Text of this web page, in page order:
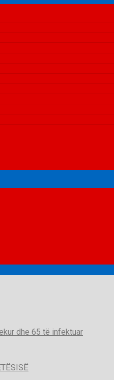
dhe 65 të infektuar